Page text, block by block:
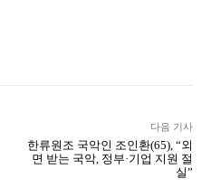
다음 기사
한류원조 국악인 조인환(65), “외
면 받는 국악, 정부·기업 지원 절
실”